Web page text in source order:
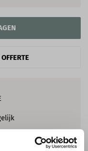
kwaliteitsverf